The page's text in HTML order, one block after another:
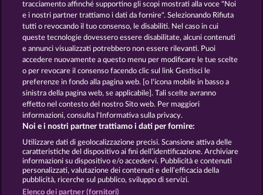
LUCKY PHARAOH WILD RAMSES BOOK
Termini e condizioni
Informativa sulla privacy Note legali
Società FAQ Facebook
Invia richiesta di recesso
tracciamento affinché supportino gli scopi mostrati alla voce "Noi
e i nostri partner trattiamo i dati da fornire". Selezionando Rifiuta
tutti o revocando il tuo consenso, le disabiliti. Nel caso in cui
queste tecnologie dovessero essere disabilitate, alcuni contenuti
e annunci visualizzati potrebbero non essere rilevanti. Puoi
accedere nuovamente a questo menu per modificare le tue scelte
o per revocare il consenso facendo clic sul link Gestisci le
preferenze in fondo alla pagina web. [o l'icona mobile in basso a
sinistra della pagina web, se applicabile]. Tali scelte avranno
effetto nel contesto del nostro Sito web. Per maggiori
informazioni, consulta l'Informativa sulla privacy.
Noi e i nostri partner trattiamo i dati per fornire:
Utilizzare dati di geolocalizzazione precisi. Scansione attiva delle
caratteristiche del dispositivo ai fini dell’identificazione. Archiviare
informazioni su dispositivo e/o accedervi. Pubblicità e contenuti
personalizzati, valutazione dei contenuti e dell’efficacia della
pubblicità, ricerche sul pubblico, sviluppo di servizi.
Elenco dei partner (fornitori)